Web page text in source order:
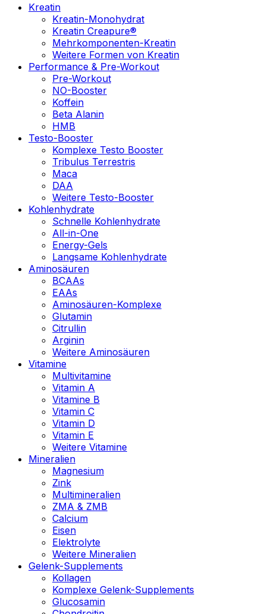
Kreatin
Kreatin-Monohydrat
Kreatin Creapure®
Mehrkomponenten-Kreatin
Weitere Formen von Kreatin
Performance & Pre-Workout
Pre-Workout
NO-Booster
Koffein
Beta Alanin
HMB
Testo-Booster
Komplexe Testo Booster
Tribulus Terrestris
Maca
DAA
Weitere Testo-Booster
Kohlenhydrate
Schnelle Kohlenhydrate
All-in-One
Energy-Gels
Langsame Kohlenhydrate
Aminosäuren
BCAAs
EAAs
Aminosäuren-Komplexe
Glutamin
Citrullin
Arginin
Weitere Aminosäuren
Vitamine
Multivitamine
Vitamin A
Vitamine B
Vitamin C
Vitamin D
Vitamin E
Weitere Vitamine
Mineralien
Magnesium
Zink
Multimineralien
ZMA & ZMB
Calcium
Eisen
Elektrolyte
Weitere Mineralien
Gelenk-Supplements
Kollagen
Komplexe Gelenk-Supplements
Glucosamin